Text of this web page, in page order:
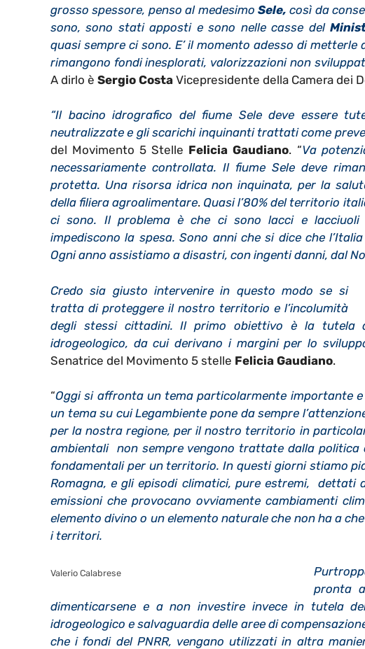
grosso spessore, penso al medesimo Sele, così da
sono, sono stati apposti e sono nelle casse del
quasi sempre ci sono. E’ il momento adesso di
rimangono fondi inesplorati, valorizzazioni non
A dirlo è Sergio Costa Vicepresidente della Camera dei
“Il bacino idrografico del fiume Sele deve essere
neutralizzate e gli scarichi inquinanti trattati come
del Movimento 5 Stelle Felicia Gaudiano. “Va
necessariamente controllata. Il fiume Sele deve
protetta. Una risorsa idrica non inquinata, per la
della filiera agroalimentare. Quasi l’80% del territorio
ci sono. Il problema è che ci sono lacci e
impediscono la spesa. Sono anni che si dice che
Ogni anno assistiamo a disastri, con ingenti danni, dal
Credo sia giusto intervenire in questo modo se si
tratta di proteggere il nostro territorio e l’incolumità
degli stessi cittadini. Il primo obiettivo è la
idrogeologico, da cui derivano i margini per lo
Senatrice del Movimento 5 stelle Felicia Gaudiano.
“Oggi si affronta un tema particolarmente importante
un tema su cui Legambiente pone da sempre
per la nostra regione, per il nostro territorio in
ambientali non sempre vengono trattate dalla
fondamentali per un territorio. In questi giorni stiamo
Romagna, e gli episodi climatici, pure estremi, dettati
emissioni che provocano ovviamente cambiamenti
elemento divino o un elemento naturale che non ha a
i territori.
Valerio Calabrese
pronta
dimenticarsene e a non investire invece in tutela
idrogeologico e salvaguardia delle aree di
che i fondi del PNRR, vengano utilizzati in altra